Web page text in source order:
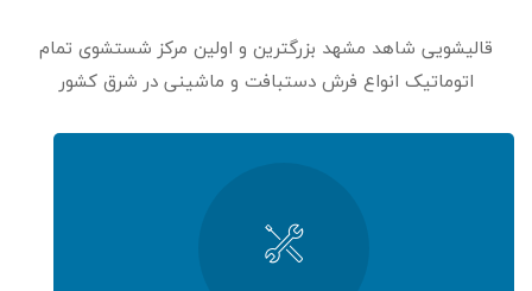
قالیشویی شاهد مشهد بزرگترین و اولین مرکز شستشوی تمام
اتوماتیک انواع فرش دستبافت و ماشینی در شرق کشور